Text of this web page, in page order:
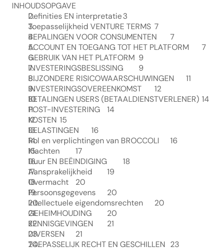
INHOUDSOPGAVE
Definities EN interpretatie	3
Toepasselijkheid VENTURE TERMS	7
BEPALINGEN VOOR CONSUMENTEN	7
ACCOUNT EN TOEGANG TOT HET PLATFORM	7
GEBRUIK VAN HET PLATFORM	9
INVESTERINGSBESLISSING	9
BIJZONDERE RISICOWAARSCHUWINGEN	11
INVESTERINGSOVEREENKOMST	12
BETALINGEN USERS (BETAALDIENSTVERLENER)	14
POST-INVESTERING	14
KOSTEN	15
BELASTINGEN	16
Rol en verplichtingen van BROCCOLI	16
Klachten	17
Duur EN BEËINDIGING	18
Aansprakelijkheid	19
Overmacht	20
Persoonsgegevens	20
Intellectuele eigendomsrechten	20
GEHEIMHOUDING	20
KENNISGEVINGEN	21
DIVERSEN	21
TOEPASSELIJK RECHT EN GESCHILLEN	23